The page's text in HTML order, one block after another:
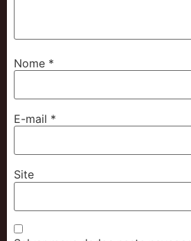
Nome *
E-mail *
Site